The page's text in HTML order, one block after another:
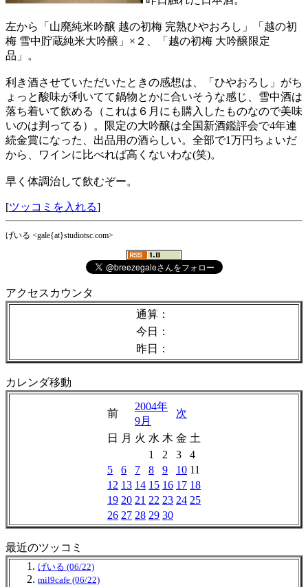
左から「山廃純米吟醸 越の初梅 完熟ひやおろし」「越の初
梅 雪中貯蔵純米大吟醸」×２、「越の初梅 大吟醸限定
品」。
利き酒させていただいたときの感想は、「ひやおろし」がち
ょっと酸味が利いてて鍋物とかに合いそうな感じ、雪中酒は
落ち着いて飲める（これは６月にも購入したものなので美味
いのは判ってる）。限定の大吟醸は全国新酒鑑評会で4年連
続金賞になった、出品用の酒らしい。全部で1万円ちょいだ
から、ワインに比べれば高くないわな(笑)。
早く体調治して飲むぞー。
[ツッコミを入れる]
げいる <gale{at}studiotsc.com>
アクセスカウンタ
通算：
今日：
昨日：
カレンダ移動
前
2004年
9月
次
日 月 火 水 木 金 土
1
2 3
4
5
6 7 8 9 10 11
12 13 14 15 16 17 18
19 20 21 22 23 24 25
26 27 28 29 30
最近のツッコミ
げいる (06/22)
mil9cafe (06/22)